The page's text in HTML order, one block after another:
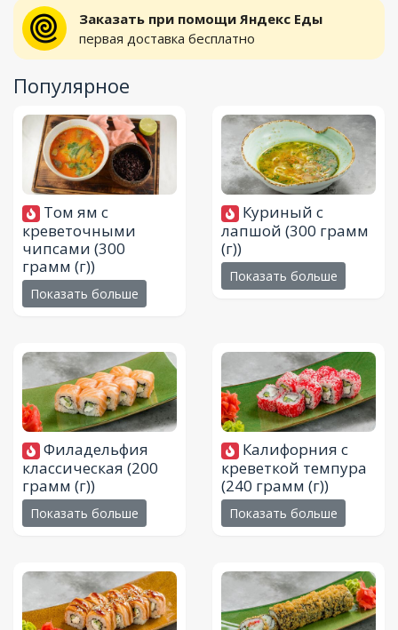
Заказать при помощи Яндекс Еды
первая доставка бесплатно
Популярное
Том ям с
креветочными
чипсами (300
грамм (г))
Показать больше
Куриный с
лапшой (300 грамм
(г))
Показать больше
Филадельфия
классическая (200
грамм (г))
Показать больше
Калифорния с
креветкой темпура
(240 грамм (г))
Показать больше